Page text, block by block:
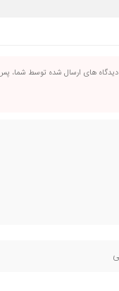
دیدگاه های ارسال شده توسط شما،